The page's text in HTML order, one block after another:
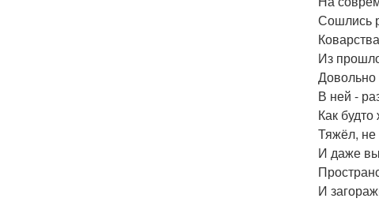
Сошлись
Из
Довольно
В ней -
Как
Тяжёл, не
И даже
И